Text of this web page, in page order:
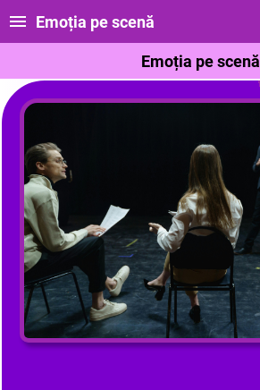
Emoția pe scenă
Emoția pe scenă